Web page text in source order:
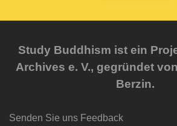
Study Buddhism ist ein
Archives e. V., gegründet
Berzin.
Senden Sie uns Feedback